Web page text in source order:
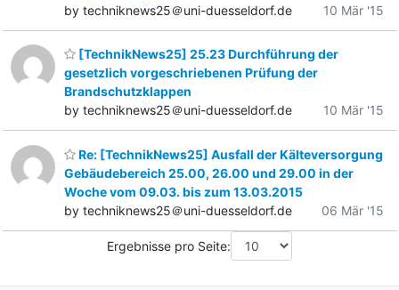
by techniknews25＠uni-duesseldorf.de
10 Mär '15
[TechnikNews25] 25.23 Durchführung der
gesetzlich vorgeschriebenen Prüfung der
Brandschutzklappen
by techniknews25＠uni-duesseldorf.de
10 Mär '15
Re: [TechnikNews25] Ausfall der Kälteversorgung
Gebäudebereich 25.00, 26.00 und 29.00 in der
Woche vom 09.03. bis zum 13.03.2015
by techniknews25＠uni-duesseldorf.de
06 Mär '15
Ergebnisse pro Seite: